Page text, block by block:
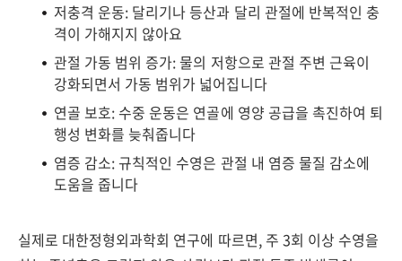
저충격 운동: 달리기나 등산과 달리 관절에 반복적인 충
격이 가해지지 않아요
관절 가동 범위 증가: 물의 저항으로 관절 주변 근육이
강화되면서 가동 범위가 넓어집니다
연골 보호: 수중 운동은 연골에 영양 공급을 촉진하여 퇴
행성 변화를 늦춰줍니다
염증 감소: 규칙적인 수영은 관절 내 염증 물질 감소에
도움을 줍니다
실제로 대한정형외과학회 연구에 따르면, 주 3회 이상 수영을